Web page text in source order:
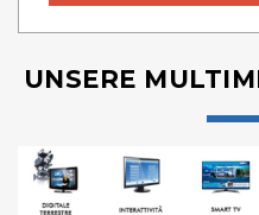
UNSERE